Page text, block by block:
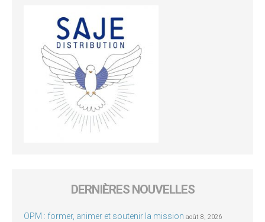
DERNIÈRES NOUVELLES
OPM : former, animer et soutenir la mission août 8, 2026